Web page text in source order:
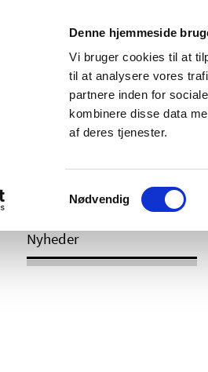
Denne hjemmeside
Vi bruger cookies til at
til at analysere vores
partnere inden for
kombinere disse data
af deres tjenester.
Samtykkevalg
Nødvendig
Godkendelse og
/ 2017
Nyheder